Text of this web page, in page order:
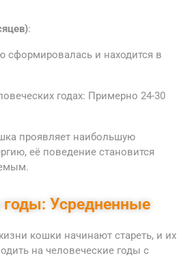
:
сформировалась и находится в
годах: Примерно 24-30
проявляет наибольшую
её поведение становится
Усредненные
кошки начинают стареть, и их
на человеческие годы с